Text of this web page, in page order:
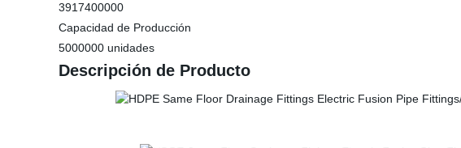
3917400000
Capacidad de Producción
5000000 unidades
Descripción de Producto